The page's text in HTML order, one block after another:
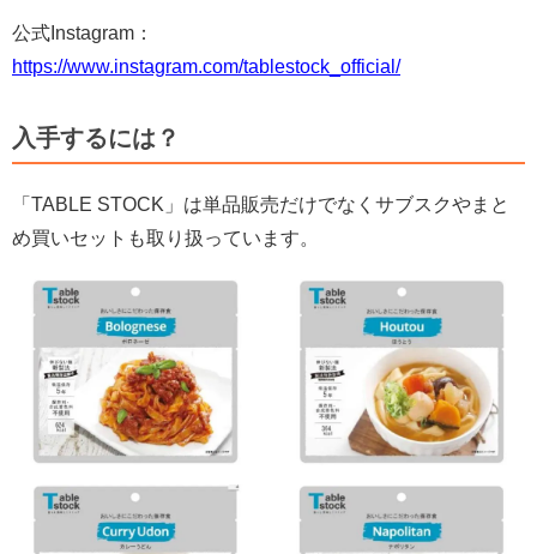
公式Instagram：
https://www.instagram.com/tablestock_official/
入手するには？
「TABLE STOCK」は単品販売だけでなくサブスクやまと
め買いセットも取り扱っています。